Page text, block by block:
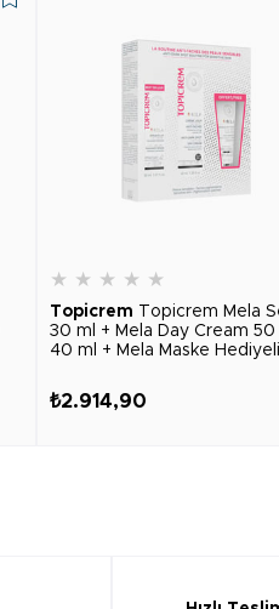
★ ★ ★ ★ ★
Topicrem
Topicrem Mela
30 ml + Mela Day Cream 50
40 ml + Mela Maske Hediyeli
₺2.914,90